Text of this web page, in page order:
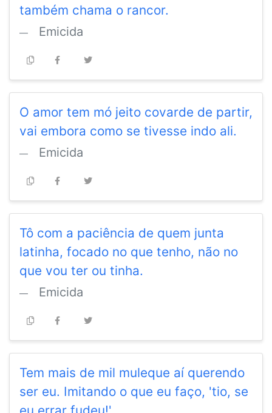
também chama o rancor.
Emicida
O amor tem mó jeito covarde de partir,
vai embora como se tivesse indo ali.
Emicida
Tô com a paciência de quem junta
latinha, focado no que tenho, não no
que vou ter ou tinha.
Emicida
Tem mais de mil muleque aí querendo
ser eu. Imitando o que eu faço, 'tio, se